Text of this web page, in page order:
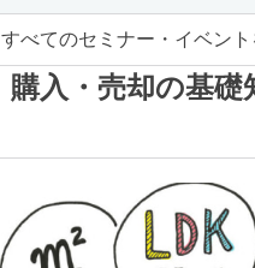
すべてのセミナー・イベント
購入・売却の基礎